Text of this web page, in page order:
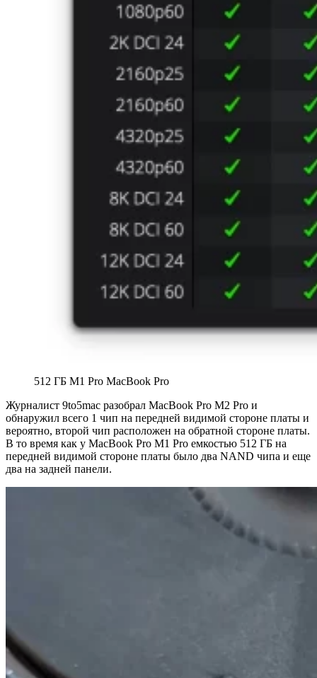
512 ГБ M1 Pro MacBook Pro
Журналист 9to5mac разобрал MacBook Pro M2 Pro и
обнаружил всего 1 чип на передней видимой стороне платы и
вероятно, второй чип расположен на обратной стороне платы.
В то время как у MacBook Pro M1 Pro емкостью 512 ГБ на
передней видимой стороне платы было два NAND чипа и еще
два на задней панели.